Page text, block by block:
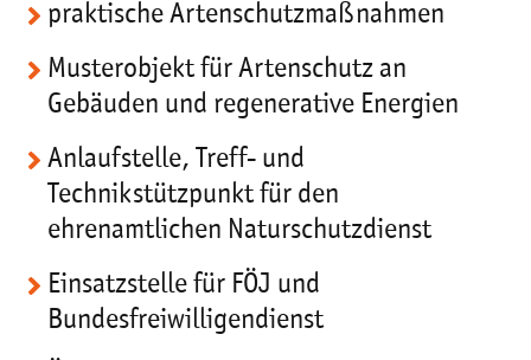
praktische Artenschutzmaßnahmen
Musterobjekt für Artenschutz an
Gebäuden und regenerative Energien
Anlaufstelle, Treff- und
Technikstützpunkt für den
ehrenamtlichen Naturschutzdienst
Einsatzstelle für FÖJ und
Bundesfreiwilligendienst